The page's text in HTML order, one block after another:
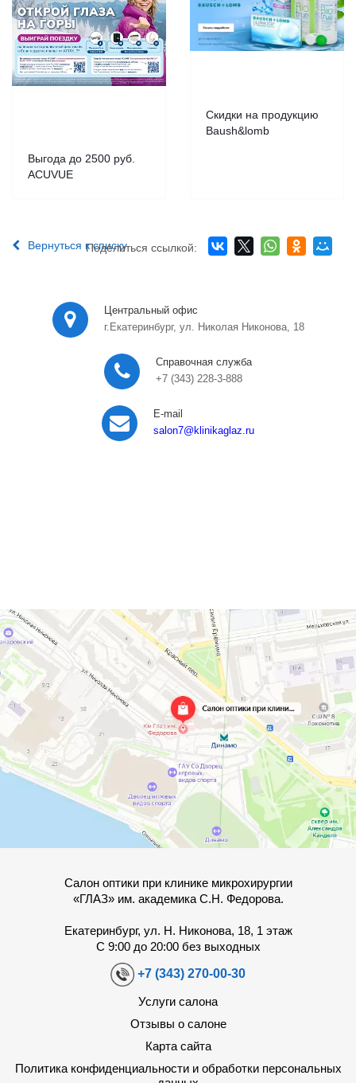
Выгода до 2500 руб.
ACUVUE
Скидки на продукцию
Baush&lomb
Поделиться ссылкой:
Вернуться к списку
Центральный офис
г.Екатеринбург, ул. Николая Никонова, 18
Справочная служба
+7 (343) 228-3-888
E-mail
salon7@klinikaglaz.ru
Салон оптики при клинике микрохирургии
«ГЛАЗ» им. академика С.Н. Федорова.
Екатеринбург, ул. Н. Никонова, 18, 1 этаж
С 9:00 до 20:00 без выходных
+7 (343) 270-00-30
Услуги салона
Отзывы о салоне
Карта сайта
Политика конфиденциальности и обработки персональных